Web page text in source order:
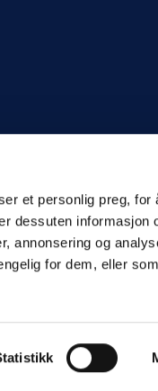
et personlig preg, for
dessuten informasjon
annonsering og
for dem, eller